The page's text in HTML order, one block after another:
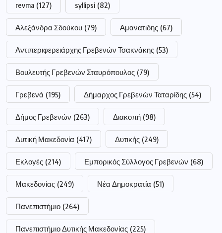
revma (127) syllipsi (82)
Αλεξάνδρα Σδούκου (79) Αμανατιδης (67)
Αντιπεριφερειάρχης Γρεβενών Τσακνάκης (53)
Βουλευτής Γρεβενών Σταυρόπουλος (79)
Γρεβενά (195) Δήμαρχος Γρεβενών Ταταρίδης (54)
Δήμος Γρεβενών (263) Διακοπή (98)
Δυτική Μακεδονία (417) Δυτικής (249)
Εκλογές (214) Εμπορικός Σύλλογος Γρεβενών (68)
Μακεδονίας (249) Νέα Δημοκρατία (51)
Πανεπιστήμιο (264)
Πανεπιστήμιο Δυτικής Μακεδονίας (225)